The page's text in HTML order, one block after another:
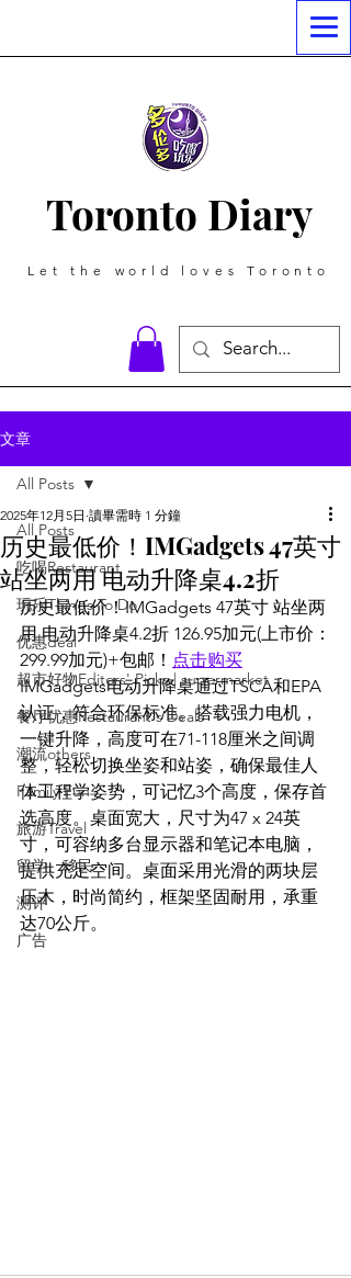
Toronto Diary
Let the world loves Toronto
文章
All Posts
吃喝Restaurant
玩乐Things To Do
优惠deal
超市好物Editors' Picks | supermarket
餐厅优惠Restaurant's Deals
潮流others
Family Fun
旅游Travel
留学、移民
测评
广告
All Posts
历史最低价！IMGadgets 47英寸
站坐两用 电动升降桌4.2折
2025年12月5日 讀畢需時 1 分鐘
历史最低价！IMGadgets 47英寸 站坐两
用 电动升降桌4.2折 126.95加元(上市价：
299.99加元)+包邮！ 点击购买
IMGadgets电动升降桌通过TSCA和EPA
认证，符合环保标准。搭载强力电机，
一键升降，高度可在71-118厘米之间调
整，轻松切换坐姿和站姿，确保最佳人
体工程学姿势，可记忆3个高度，保存首
选高度。桌面宽大，尺寸为47 x 24英
寸，可容纳多台显示器和笔记本电脑，
提供充足空间。桌面采用光滑的两块层
压木，时尚简约，框架坚固耐用，承重
达70公斤。